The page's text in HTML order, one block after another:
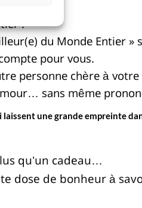
!
du Monde Entier »
pour vous.
personne chère à
sans même
une grande empreinte
qu’un cadeau…
dose de bonheur à